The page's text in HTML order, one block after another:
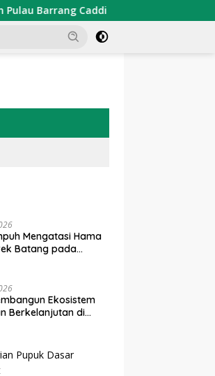
PDKT Danau Tempe :
Mengatasi Hama
Batang pada
Ekosistem
Berkelanjutan di